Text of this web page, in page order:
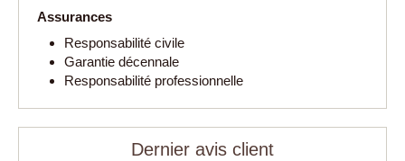
Assurances
Responsabilité civile
Garantie décennale
Responsabilité professionnelle
Dernier avis client